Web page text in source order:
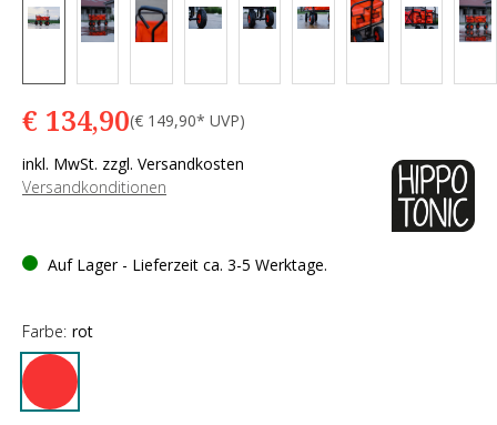
€ 134,90(€ 149,90* UVP)
inkl. MwSt. zzgl. Versandkosten
Versandkonditionen
Auf Lager - Lieferzeit ca. 3-5 Werktage.
Farbe: rot